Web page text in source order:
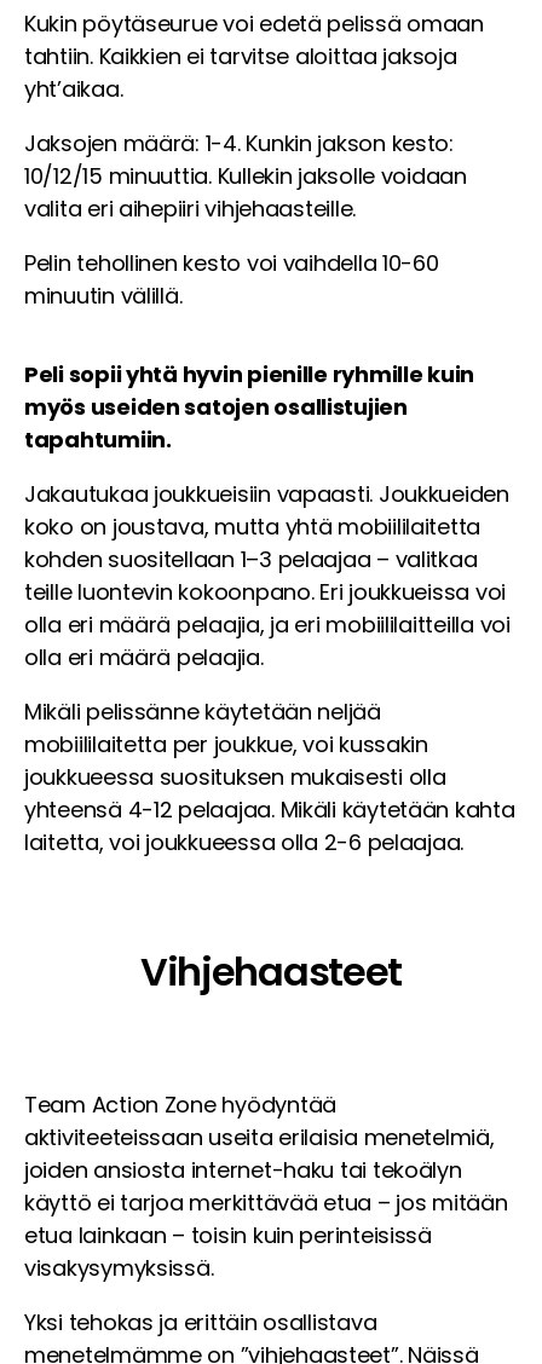
Kukin pöytäseurue voi edetä pelissä omaan
tahtiin. Kaikkien ei tarvitse aloittaa jaksoja
yht’aikaa.
Jaksojen määrä: 1-4. Kunkin jakson kesto:
10/12/15 minuuttia. Kullekin jaksolle voidaan
valita eri aihepiiri vihjehaasteille.
Pelin tehollinen kesto voi vaihdella 10-60
minuutin välillä.
Peli sopii yhtä hyvin pienille ryhmille kuin
myös useiden satojen osallistujien
tapahtumiin.
Jakautukaa joukkueisiin vapaasti. Joukkueiden
koko on joustava, mutta yhtä mobiililaitetta
kohden suositellaan 1–3 pelaajaa – valitkaa
teille luontevin kokoonpano. Eri joukkueissa voi
olla eri määrä pelaajia, ja eri mobiililaitteilla voi
olla eri määrä pelaajia.
Mikäli pelissänne käytetään neljää
mobiililaitetta per joukkue, voi kussakin
joukkueessa suosituksen mukaisesti olla
yhteensä 4-12 pelaajaa. Mikäli käytetään kahta
laitetta, voi joukkueessa olla 2-6 pelaajaa.
Vihjehaasteet
Team Action Zone hyödyntää
aktiviteeteissaan useita erilaisia menetelmiä,
joiden ansiosta internet-haku tai tekoälyn
käyttö ei tarjoa merkittävää etua – jos mitään
etua lainkaan – toisin kuin perinteisissä
visakysymyksissä.
Yksi tehokas ja erittäin osallistava
menetelmämme on ”vihjehaasteet”. Näissä